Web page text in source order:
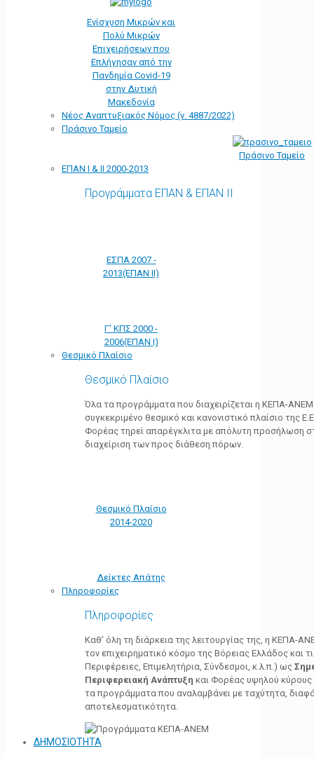
Ενίσχυση Μικρών και
Πολύ Μικρών
Επιχειρήσεων που
Επλήγησαν από την
Πανδημία Covid-19
στην Δυτική
Μακεδονία
Νέος Αναπτυξιακός Νόμος (ν. 4887/2022)
Πράσινο Ταμείο
Πράσινο Ταμείο
ΕΠΑΝ Ι & ΙΙ 2000-2013
Προγράμματα ΕΠΑΝ & ΕΠΑΝ ΙΙ
ΕΣΠΑ 2007 -
2013(ΕΠΑΝ ΙΙ)
Γ' ΚΠΣ 2000 -
2006(ΕΠΑΝ Ι)
Θεσμικό Πλαίσιο
Θεσμικό Πλαίσιο
Όλα τα προγράμματα που διαχειρίζεται η ΚΕΠΑ-
συγκεκριμένο θεσμικό και κανονιστικό πλαίσιο της
Φορέας τηρεί απαρέγκλιτα με απόλυτη προσήλωση
διαχείριση των προς διάθεση πόρων.
Θεσμικό Πλαίσιο
2014-2020
Δείκτες Απάτης
Πληροφορίες
Πληροφορίες
Καθ’ όλη τη διάρκεια της λειτουργίας της, η ΚΕΠΑ-
τον επιχειρηματικό κόσμο της Βόρειας Ελλάδος και
Περιφέρειες, Επιμελητήρια, Σύνδεσμοι, κ.λ.π.) ως
Περιφερειακή Ανάπτυξη και Φορέας υψηλού κύρους
τα προγράμματα που αναλαμβάνει με ταχύτητα,
αποτελεσματικότητα.
ΔΗΜΟΣΙΟΤΗΤΑ